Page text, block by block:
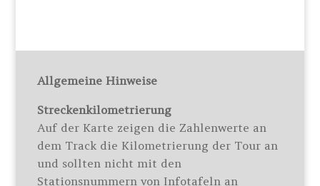
Allgemeine Hinweise
Streckenkilometrierung
Auf der Karte zeigen die Zahlenwerte an
dem Track die Kilometrierung der Tour an
und sollten nicht mit den
Stationsnummern von Infotafeln an